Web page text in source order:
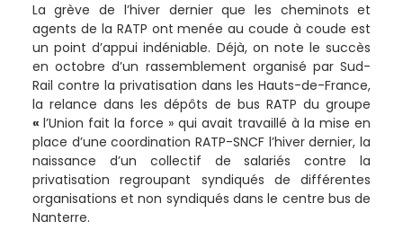
La grève de l’hiver dernier que les cheminots et
agents de la RATP ont menée au coude à coude est
un point d’appui indéniable. Déjà, on note le succès
en octobre d’un rassemblement organisé par Sud-
Rail contre la privatisation dans les Hauts-de-France,
la relance dans les dépôts de bus RATP du groupe
« l’Union fait la force » qui avait travaillé à la mise en
place d’une coordination RATP-SNCF l’hiver dernier, la
naissance d’un collectif de salariés contre la
privatisation regroupant syndiqués de différentes
organisations et non syndiqués dans le centre bus de
Nanterre.